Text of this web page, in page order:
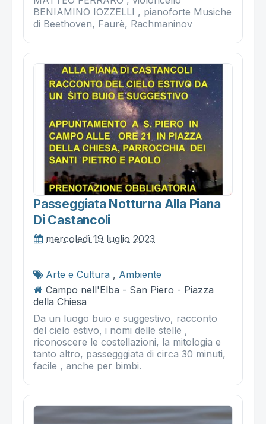
BENIAMINO IOZZELLI , pianoforte Musiche
di Beethoven, Faurè, Rachmaninov
Passeggiata Notturna Alla Piana
Di Castancoli
mercoledì 19 luglio 2023
Arte e Cultura , Ambiente
Campo nell'Elba - San Piero - Piazza
della Chiesa
Da un luogo buio e suggestivo, racconto
del cielo estivo, i nomi delle stelle ,
riconoscere le costellazioni, la mitologia e
tanto altro, passegggiata di circa 30 minuti,
facile , anche per bimbi.